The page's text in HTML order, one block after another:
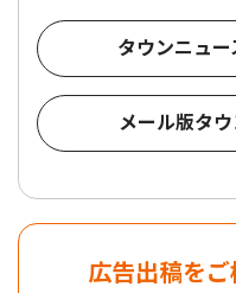
タウンニュ
メール版タ
広告出稿を